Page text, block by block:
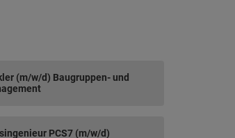
(m/w/d) Baugruppen- und
PCS7 (m/w/d)